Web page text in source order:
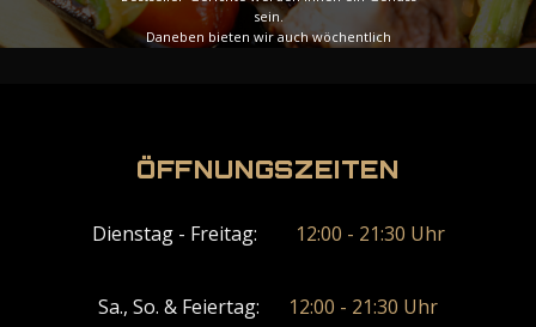
sein.
Daneben bieten wir auch wöchentlich
Ansicht-Menü
ÖFFNUNGSZEITEN
Dienstag - Freitag: 12:00 - 21:30 Uhr
Sa., So. & Feiertag: 12:00 - 21:30 Uhr